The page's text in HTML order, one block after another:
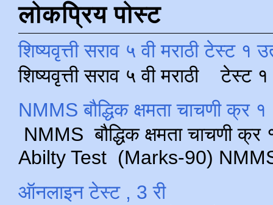
लोकप्रिय पोस्ट
शिष्यवृत्ती सराव ५ वी मराठी टेस्ट १
शिष्यवृत्ती सराव ५ वी मराठी टेस्ट
NMMS बौद्धिक क्षमता चाचणी क्र
NMMS बौद्धिक क्षमता चाचणी
Abilty Test (Marks-90) NMMS
ऑनलाइन टेस्ट , 3 री